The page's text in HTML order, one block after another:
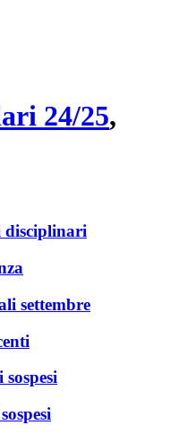
24/25,
disciplinari
settembre